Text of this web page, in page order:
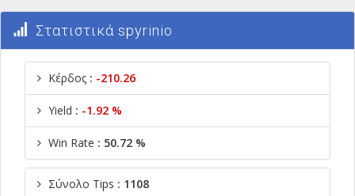
Στατιστικά spyrinio
Κέρδος : -210.26
Yield : -1.92 %
Win Rate : 50.72 %
Σύνολο Tips : 1108